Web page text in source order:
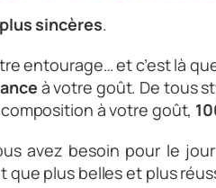
sincères.
entourage… et c’est là
à votre goût. De tous
à votre goût,
avez besoin pour le
que plus belles et plus